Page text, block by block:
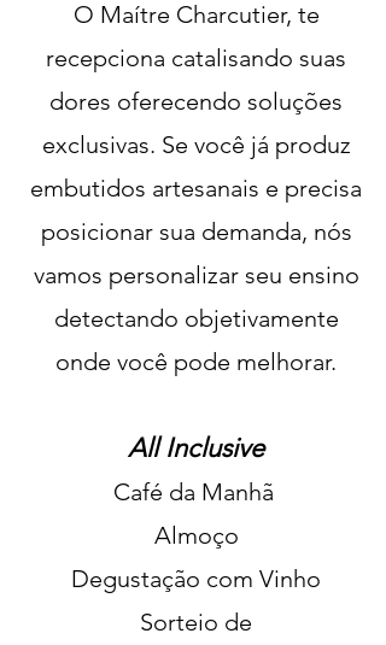
O Maítre Charcutier, te
recepciona catalisando suas
dores oferecendo soluções
exclusivas. Se você já produz
embutidos artesanais e precisa
posicionar sua demanda, nós
vamos personalizar seu ensino
detectando objetivamente
onde você pode melhorar.
All Inclusive
Café da Manhã
Almoço
Degustação com Vinho
Sorteio de